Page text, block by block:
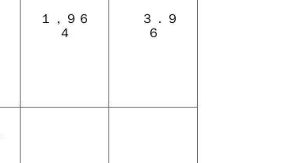
１，９６
４
３．９
６